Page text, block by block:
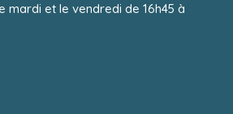
mardi et le vendredi de 16h45 à